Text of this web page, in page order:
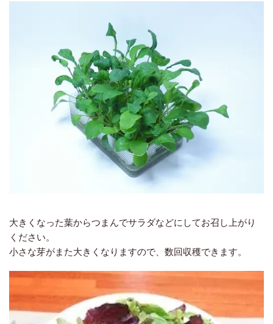
大きくなった葉からつまんでサラダなどにしてお召し上がり
ください。
小さな芽がまた大きくなりますので、数回収穫できます。